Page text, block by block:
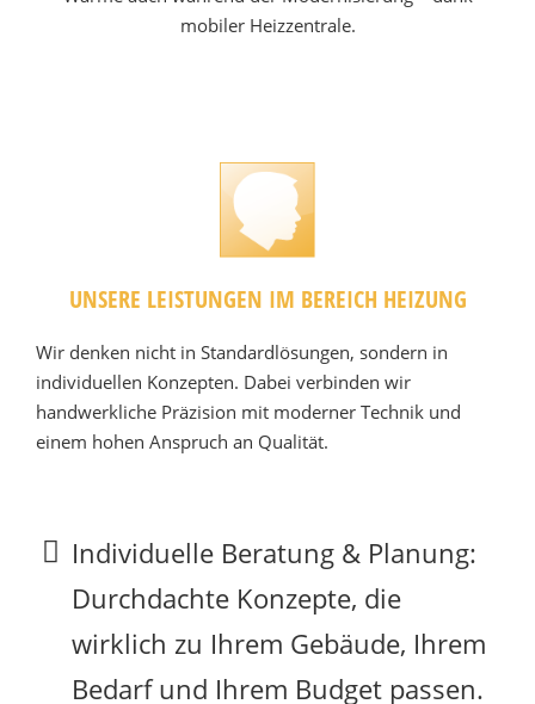
mobiler Heizzentrale.
UNSERE LEISTUNGEN IM BEREICH HEIZUNG
Wir denken nicht in Standardlösungen, sondern in
individuellen Konzepten. Dabei verbinden wir
handwerkliche Präzision mit moderner Technik und
einem hohen Anspruch an Qualität.
Individuelle Beratung & Planung:
Durchdachte Konzepte, die
wirklich zu Ihrem Gebäude, Ihrem
Bedarf und Ihrem Budget passen.